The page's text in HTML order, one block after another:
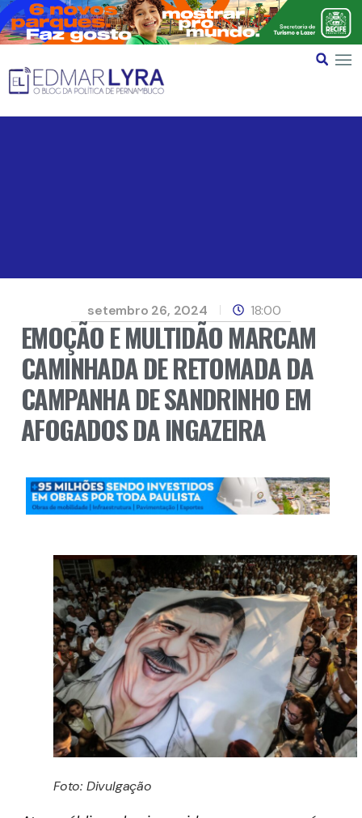
setembro 26, 2024 18:00
EMOÇÃO E MULTIDÃO MARCAM
CAMINHADA DE RETOMADA DA
CAMPANHA DE SANDRINHO EM
AFOGADOS DA INGAZEIRA
Foto: Divulgação